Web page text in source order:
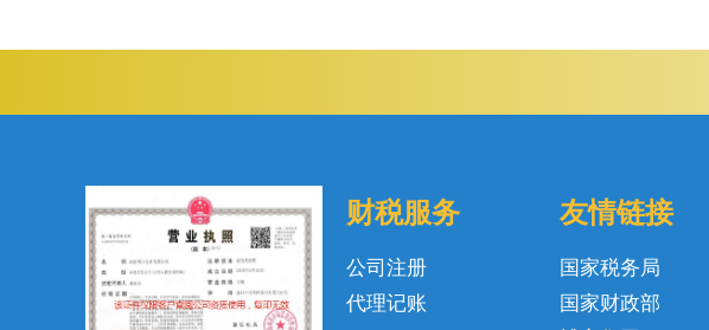
财税服务
公司注册
代理记账
友情链接
国家税务局
国家财政部